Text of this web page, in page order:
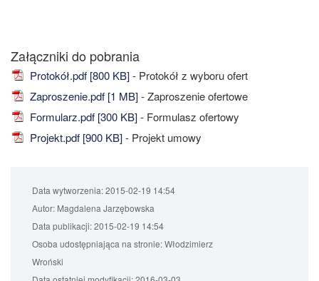
Załączniki do pobrania
Protokół.pdf [800 KB]- Protokół z wyboru ofert
Zaproszenie.pdf [1 MB]- Zaproszenie ofertowe
Formularz.pdf [300 KB]- Formulasz ofertowy
Projekt.pdf [900 KB]- Projekt umowy
Data wytworzenia:2015-02-19 14:54
Autor: Magdalena Jarzębowska
Data publikacji:2015-02-19 14:54
Osoba udostępniająca na stronie:Włodzimierz
Wroński